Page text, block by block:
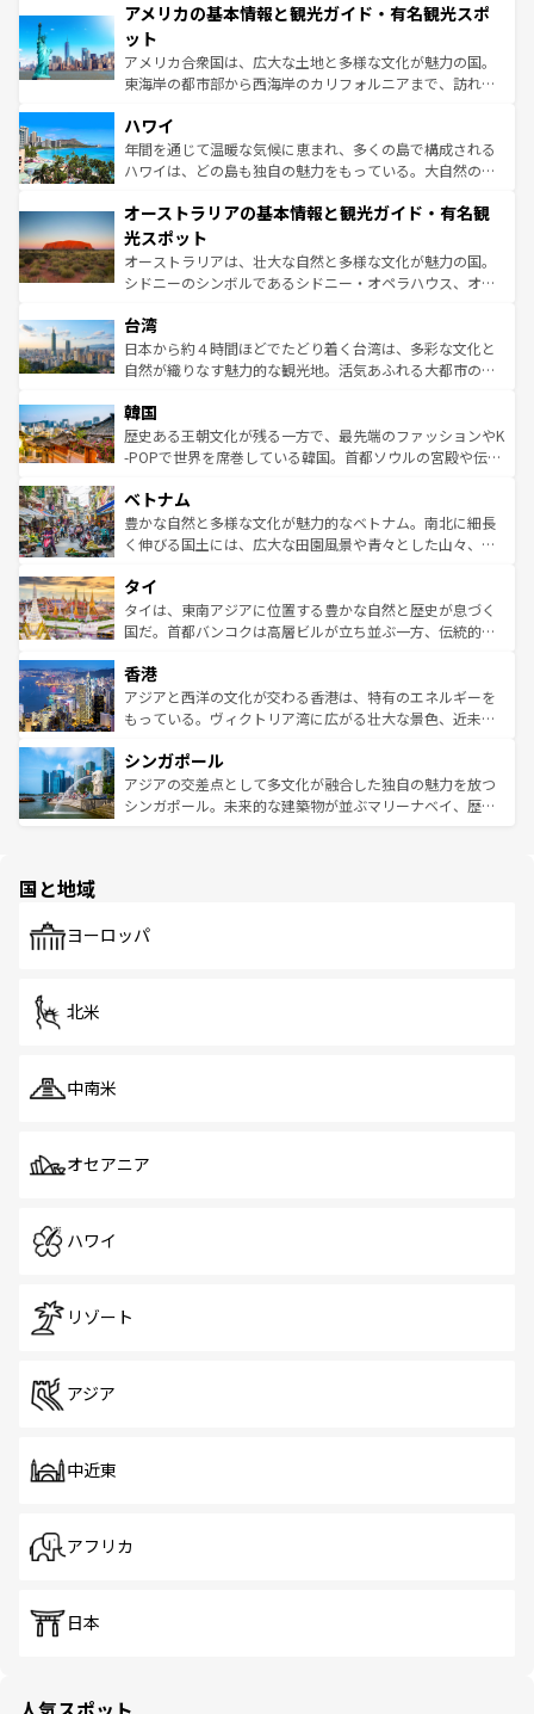
ンツ一覧を参照してほしい。
の建物がそのまま残る町や、スイスならではのユニークな
博物館もあり、アルプス観光だけでなく町歩きも満喫する
ことができる。国民の所得が高いため物価も高いが、旅行
者向けの交通パス提供のサービスもあり、うまく活用すれ
着のスイス情報は
アメリカの基本情報と観光ガイド・有名観光スポ
ット
アメリカ合衆国は、広大な土地と多様な文化が魅力の国。
東海岸の都市部から西海岸のカリフォルニアまで、訪れる
のような巨大都市は、観光、ショッピング、エンターテイ
ンメントが詰まった刺激的なスポットだ。一方、アメリカ
西部には大自然が広がり、グランドキャニオンやイエロー
部のニューオーリンズでは、音楽と美食が融合した独特の
文化が魅力。旅行者はアメリカの各地域で異なる魅力を楽
しみながら、その多様性と豊かな歴史を感じることができ
るだろう。車でのロードトリップや列車の旅も、アメリカ
情報は
ハワイ
年間を通じて温暖な気候に恵まれ、多くの島で構成される
ハワイは、どの島も独自の魅力をもっている。大自然の神
ワイ島は見逃せない。また、定番の観光地といえばオアフ
島だが、静かな自然を求めるならマウイ島やカウアイ島が
おすすめ。エメラルドグリーンに輝く海をはじめ、豊かな
文化や歴史が息づいている。「アロハスピリット」と呼ば
人々、おいしいローカルフードやハワイアンミュージッ
ク、伝統的なフラダンスなど、すべてがハワイの魅力を彩
っている。訪れるたびに新しい発見と感動が待っているハ
はコンテンツ一覧
オーストラリアの基本情報と観光ガイド・有名観
光スポット
オーストラリアは、壮大な自然と多様な文化が魅力の国。
シドニーのシンボルであるシドニー・オペラハウス、オー
リアリーフや大陸中央部にそびえるウルル（エアーズロッ
ク）、タスマニアの美しい原生林やケアンズの熱帯雨林な
ど、見どころがたくさん。また、カフェやワイン、オージ
いる。アクティビティも充実しており、サーフィンやダイ
ビング、ハイキングなど、アウトドア好きにはたまらな
い。オーストラリアの多彩な魅力を存分に味わいつくそ
参照してほしい。
台湾
日本から約４時間ほどでたどり着く台湾は、多彩な文化と
自然が織りなす魅力的な観光地。活気あふれる大都市の台
ン）、静ひつな山岳地帯である台湾東部など、都市の喧騒
と山間の静けさが共存しており、訪れる人に新しい発見と
驚きをもたらしてくれる。また、奥深い台湾の食文化も魅
容にもいいと評判のスイーツなど、バラエティ豊かな料理
が味わえる。 なお、新着の台湾情報は コンテンツ一覧を参
照してほしい。
韓国
歴史ある王朝文化が残る一方で、最先端のファッションやK
-POPで世界を席巻している韓国。首都ソウルの宮殿や伝統
き、地方に足を延ばせば四季折々の自然美を楽しむことが
できる。そして、キムチや焼肉、絶品のストリートフード
まで、さまざまな韓国料理が待っている。夜には、韓国な
リティに包まれながら、韓国の多彩な魅力を心ゆくまで味
わってみてほしい。 なお、新着の韓国情報はコンテンツ一
覧を参照してほしい。
ベトナム
豊かな自然と多様な文化が魅力的なベトナム。南北に細長
く伸びる国土には、広大な田園風景や青々とした山々、世
急速な発展と共に伝統が息づく。ハノイの古い町並みやホ
ーチミン市のフランス統治時代の建物も、独特の雰囲気を
醸し出している。また、バラエティの豊かさとおいしさで
とつ。フォーやバインミー、ベトナムコーヒーなどは、ぜ
ひ現地で味わいたい。どの地域を訪れてもあたたかい人々
が旅行者を迎えてくれるので、きっと忘れられない旅にな
参照してほしい。
タイ
タイは、東南アジアに位置する豊かな自然と歴史が息づく
国だ。首都バンコクは高層ビルが立ち並ぶ一方、伝統的な
の活気が交差している。北部ではチェンマイなどの山岳地
帯で自然と触れ合い、南部ではプーケットやクラビの美し
いビーチでリゾート気分を楽しむことができる。タイ料理
激する。気候は一年中温暖で、どの季節にも異なる楽しみ
が待っている。親しみやすいタイの人々、仏教を中心とし
た文化、そして多様な観光資源が、訪れる旅人を魅了し続
香港
アジアと西洋の文化が交わる香港は、特有のエネルギーを
もっている。ヴィクトリア湾に広がる壮大な景色、近未来
み、どこを訪れても感動するはず。観光スポットが密集し
ており、効率よく見どころを回れるのも魅力。息をのむよ
うな絶景から文化的な体験まで、香港を存分に楽しみ尽く
シンガポール
アジアの交差点として多文化が融合した独自の魅力を放つ
シンガポール。未来的な建築物が並ぶマリーナベイ、歴史
で、ホーカーズは地元の風情を楽しめる外せないスポット
国と地域
ヨーロッパ
北米
中南米
オセアニア
ハワイ
リゾート
アジア
中近東
アフリカ
日本